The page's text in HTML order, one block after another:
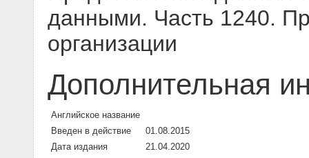
данными. Часть 1240.
организации
Дополнительная
Английское название
Введен в действие
01.08.2015
Дата издания
21.04.2020